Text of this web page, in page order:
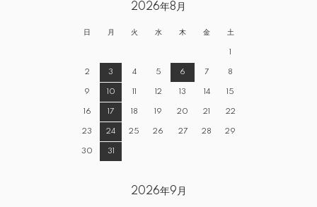
2026年8月
日 月 火 水 木 金 土
1
2 3 4 5 6 7 8
9 10 11 12 13 14 15
16 17 18 19 20 21 22
23 24 25 26 27 28 29
30 31
2026年9月